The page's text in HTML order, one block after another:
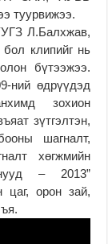
туурвижээ.
Л.Балхжав,
клипийг нь
бүтээжээ.
ний өдрүүдэд
зохион
зүтгэлтэн,
шагналт,
хөгжмийн
– 2013”
цаг, орон зай,